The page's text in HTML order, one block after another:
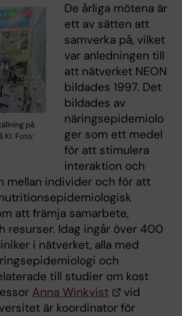
på
KI. Foto:
De årliga mötena är
ett av sätten att
samverka på, vilket
var anledningen till
att nätverket NEON
bildades 1997. Det
bildades av
näringsepidemiolo
ger som ett medel
för att stimulera
interaktion och
mellan individer och för att
att främja samarbete,
resurser. Idag ingår över 400
i nätverket, alla med
och
till studier om kost
Anna Winkvist
vid
är koordinator för